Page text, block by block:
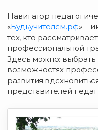
Навигатор
«Будьучителем.рф» –
тех, кто
профессиональной
Здесь можно: выбрать
возможностях
представителей